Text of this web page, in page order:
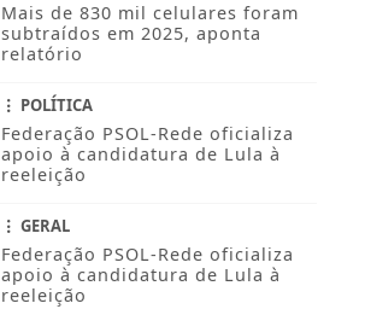
Mais de 830 mil celulares foram
subtraídos em 2025, aponta
relatório
POLÍTICA
Federação PSOL-Rede oficializa
apoio à candidatura de Lula à
reeleição
GERAL
Federação PSOL-Rede oficializa
apoio à candidatura de Lula à
reeleição